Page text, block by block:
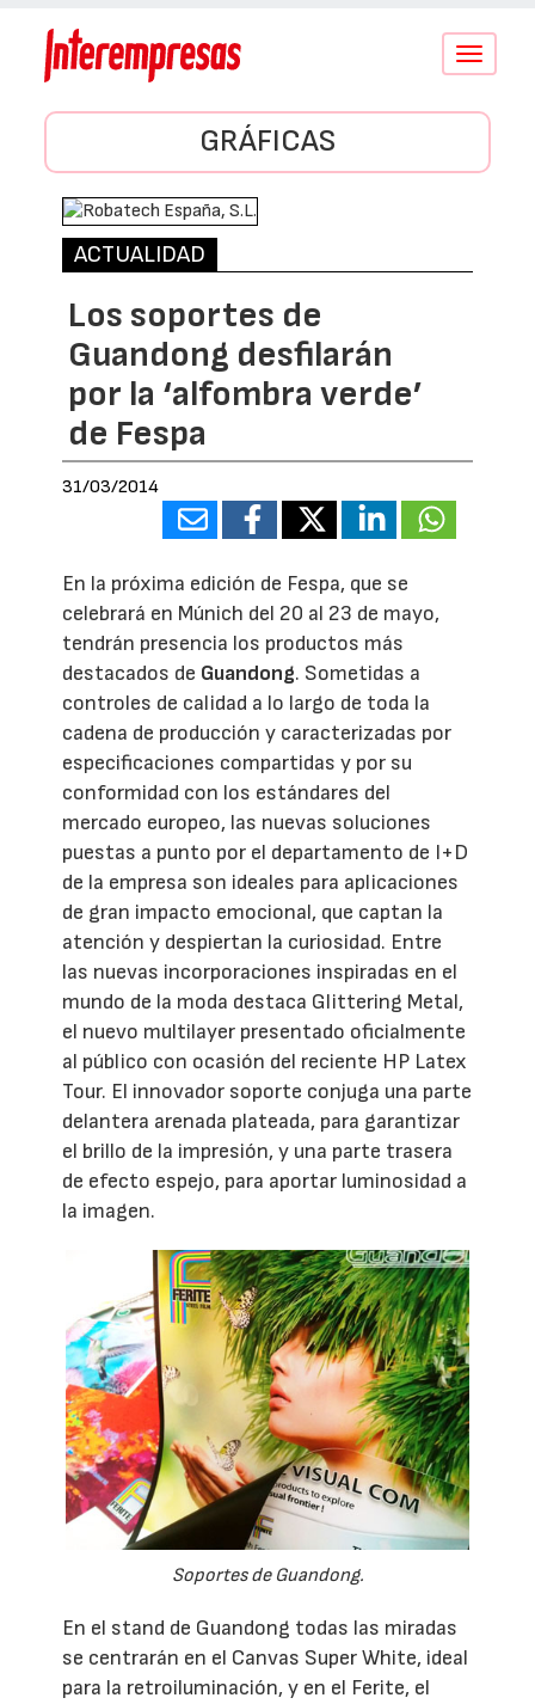
Conmutar
GRÁFICAS
ACTUALIDAD
Los soportes de
Guandong desfilarán
por la ‘alfombra verde’
de Fespa
31/03/2014
En la próxima edición de Fespa, que se
celebrará en Múnich del 20 al 23 de mayo,
tendrán presencia los productos más
destacados de Guandong. Sometidas a
controles de calidad a lo largo de toda la
cadena de producción y caracterizadas por
especificaciones compartidas y por su
conformidad con los estándares del
mercado europeo, las nuevas soluciones
puestas a punto por el departamento de I+D
de la empresa son ideales para aplicaciones
de gran impacto emocional, que captan la
atención y despiertan la curiosidad. Entre
las nuevas incorporaciones inspiradas en el
mundo de la moda destaca Glittering Metal,
el nuevo multilayer presentado oficialmente
al público con ocasión del reciente HP Latex
Tour. El innovador soporte conjuga una parte
delantera arenada plateada, para garantizar
el brillo de la impresión, y una parte trasera
de efecto espejo, para aportar luminosidad a
la imagen.
Soportes de Guandong.
En el stand de Guandong todas las miradas
se centrarán en el Canvas Super White, ideal
para la retroiluminación, y en el Ferite, el